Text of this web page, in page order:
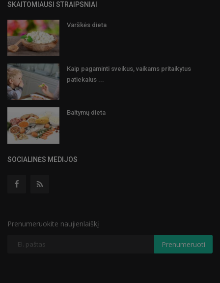
SKAITOMIAUSI STRAIPSNIAI
Varškės dieta
Kaip pagaminti sveikus, vaikams pritaikytus
patiekalus ...
Baltymų dieta
SOCIALINĖS MEDIJOS
Prenumeruokite naujienlaiškį
Prenumeruoti